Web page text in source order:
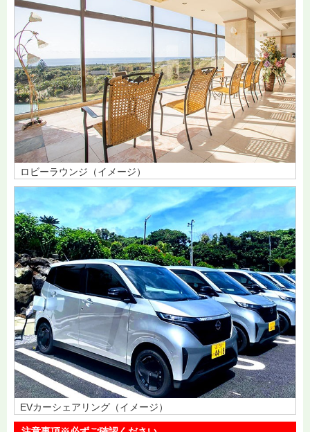
ロビーラウンジ（イメージ）
EVカーシェアリング（イメージ）